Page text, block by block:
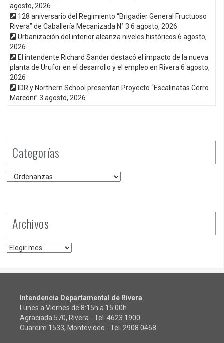
agosto, 2026
128 aniversario del Regimiento “Brigadier General Fructuoso
Rivera” de Caballería Mecanizada N° 3 6 agosto, 2026
Urbanización del interior alcanza niveles históricos 6 agosto,
2026
El intendente Richard Sander destacó el impacto de la nueva
planta de Urufor en el desarrollo y el empleo en Rivera 6 agosto,
2026
IDR y Northern School presentan Proyecto “Escalinatas Cerro
Marconi” 3 agosto, 2026
Categorías
Categorías
Archivos
Archivos
Intendencia Departamental de Rivera
Lunes a Viernes de 8:15h a 15:00h
Agraciada 570, Rivera - Tel. 4623 1900
Cuareim 1533, Montevideo - Tel. 2908 0468